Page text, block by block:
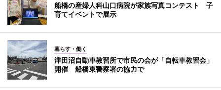
船橋の産婦人科山口病院が家族写真コンテスト 子
育てイベントで展示
暮らす・働く
津田沼自動車教習所で市民の会が「自転車教習会」
開催 船橋東警察署の協力で